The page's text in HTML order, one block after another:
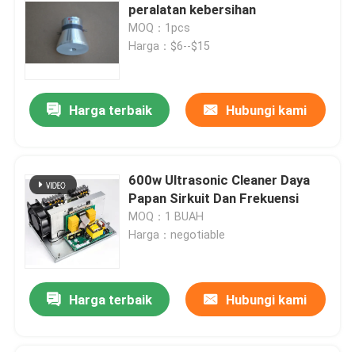
peralatan kebersihan
MOQ：1pcs
Harga：$6--$15
Harga terbaik Hubungi kami
600w Ultrasonic Cleaner Daya
Papan Sirkuit Dan Frekuensi
MOQ：1 BUAH
Harga：negotiable
Harga terbaik Hubungi kami